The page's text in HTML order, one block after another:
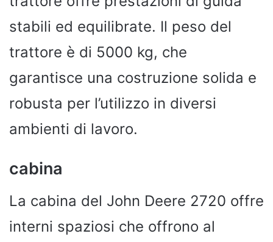
stabili ed equilibrate. Il peso del
trattore è di 5000 kg, che
garantisce una costruzione solida e
robusta per l’utilizzo in diversi
ambienti di lavoro.
cabina
La cabina del John Deere 2720 offre
interni spaziosi che offrono al